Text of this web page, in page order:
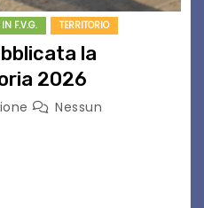
IN F.V.G. TERRITORIO
la
2026
Nessun